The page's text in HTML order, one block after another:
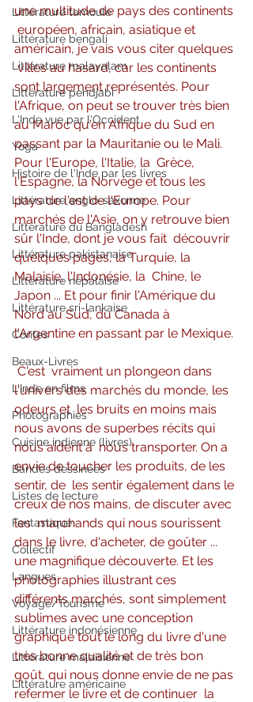
Littérature tamoule
Littérature bengali
Littérature malayalam
Littérature pendjabi
L'Inde vue par l'Occident
Yoga
Histoire de l'Inde par les livres
Littérature anglo-saxonne
Littérature du Bangladesh
Littérature pakistanaise
Littérature népalaise
Littérature sri-lankaise
Contes
Beaux-Livres
L'Inde en films
Photographies
Cuisine indienne (livres)
Bandes dessinées
Listes de lecture
Fantastique
Collectif
Langues
Voyage/Tourisme
Littérature indonésienne
Littérature malaisienne
Littérature américaine
une multitude de pays des continents
européen, africain, asiatique et
américain, je vais vous citer quelques
villes au hasard, car les continents
sont largement représentés. Pour
l'Afrique, on peut se trouver très bien
au Maroc qu'en Afrique du Sud en
passant par la Mauritanie ou le Mali.
Pour l'Europe, l'Italie, la  Grèce,
l'Espagne, la Norvège et tous les
pays de l'est de l'Europe. Pour
marchés de l'Asie, on y retrouve bien
sûr l'Inde, dont je vous fait  découvrir
quelques pages, la Turquie, la
Malaisie, l'Indonésie, la  Chine, le
Japon ... Et pour finir l'Amérique du
Nord au Sud, du Canada à
l'Argentine en passant par le Mexique.
C'est  vraiment un plongeon dans
l'univers des marchés du monde, les
odeurs et  les bruits en moins mais
nous avons de superbes récits qui
nous aident à  nous transporter. On a
envie de toucher les produits, de les
sentir, de  les sentir également dans le
creux de nos mains, de discuter avec
les  marchands qui nous sourissent
dans le livre, d'acheter, de goûter ...
une magnifique découverte. Et les
photographies illustrant ces
différents marchés, sont simplement
sublimes avec une conception
graphique tout le long du livre d'une
très bonne qualité et de très bon
goût, qui nous donne envie de ne pas
refermer le livre et de continuer  la